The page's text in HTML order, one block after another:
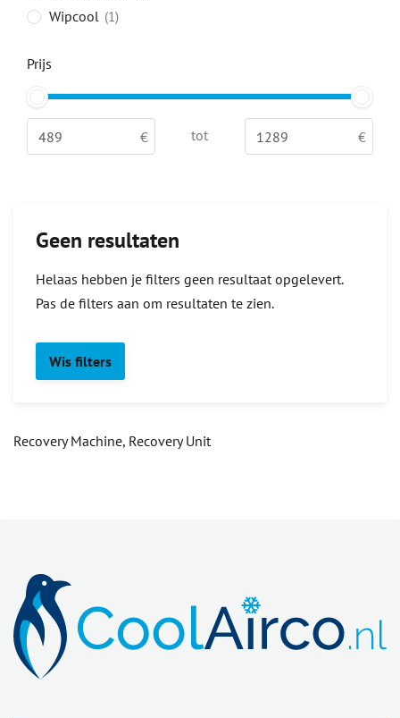
Wipcool 1
Prijs
tot
Geen resultaten
Helaas hebben je filters geen resultaat opgelevert.
Pas de filters aan om resultaten te zien.
Wis filters
Recovery Machine, Recovery Unit